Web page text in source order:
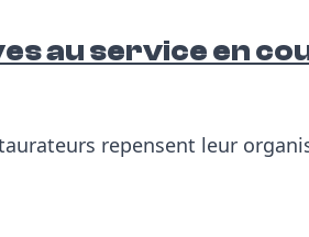
au service en
repensent leur